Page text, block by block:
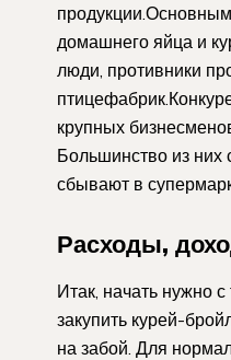
домашнего яйца и
люди, противники
крупных
Большинство из
сбывают в
Расходы,
Итак, начать нужно с
закупить курей-
на забой. Для